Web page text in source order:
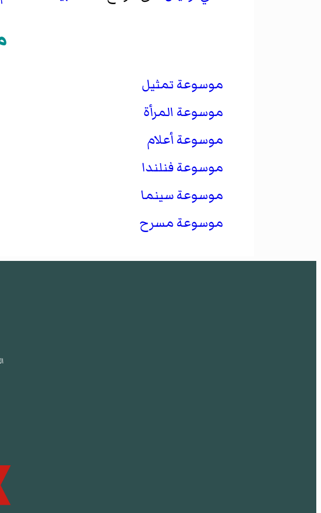
موسوعة تمثيل
موسوعة المرأة
موسوعة أعلام
موسوعة فنلندا
موسوعة سينما
موسوعة مسرح